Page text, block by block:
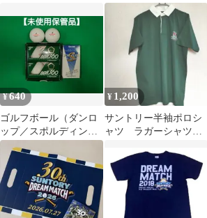
缶 ステッカー
¥640
ゴルフボール（ダンロ
ップ／スポルディン
グ）
¥ 1,200
サントリー半袖ポロシ
ャツ ラガーシャツ